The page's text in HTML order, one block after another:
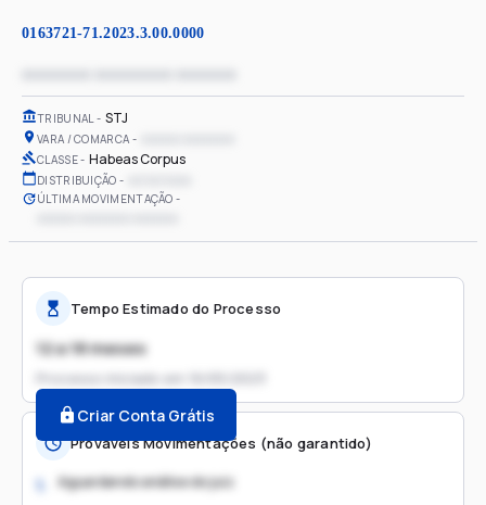
0163721-71.2023.3.00.0000
TRIBUNAL STJ
VARA / COMARCA
CLASSE Habeas Corpus
DISTRIBUIÇÃO
ÚLTIMA MOVIMENTAÇÃO
Tempo Estimado do Processo
12 a 18 meses
Processo iniciado em
Criar Conta Grátis
Prováveis Movimentações (não garantido)
1. Aguardando análise do juiz